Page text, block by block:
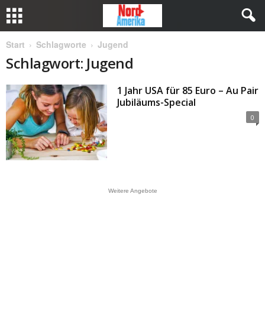
Start Schlagworte Jugend
Schlagwort: Jugend
1 Jahr USA für 85 Euro – Au Pair
Jubiläums-Special
0
Weitere Angebote